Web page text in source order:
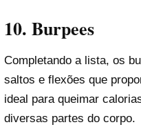
10. Burpees
Completando a lista, os
saltos e flexões que
ideal para queimar
diversas partes do corpo.